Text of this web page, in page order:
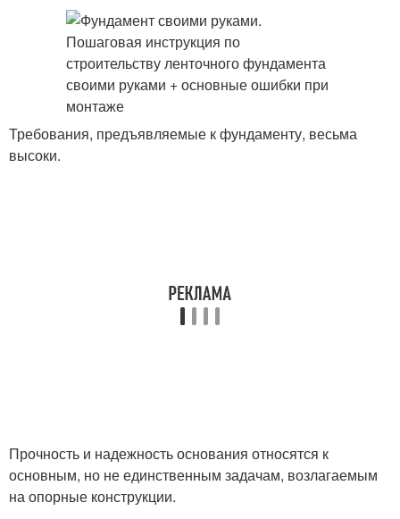
Требования, предъявляемые к фундаменту, весьма
высоки.
Прочность и надежность основания относятся к
основным, но не единственным задачам, возлагаемым
на опорные конструкции.